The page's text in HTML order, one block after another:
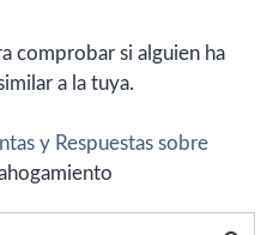
comprobar si alguien ha
a la tuya.
y Respuestas sobre